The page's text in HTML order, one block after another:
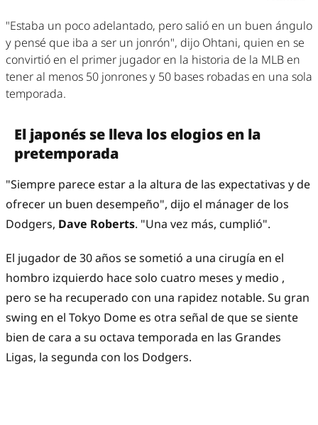
"Estaba un poco adelantado, pero salió en un buen ángulo
y pensé que iba a ser un jonrón", dijo Ohtani, quien en se
convirtió en el primer jugador en la historia de la MLB en
tener al menos 50 jonrones y 50 bases robadas en una sola
temporada.
El japonés se lleva los elogios en la
pretemporada
"Siempre parece estar a la altura de las expectativas y de
ofrecer un buen desempeño", dijo el mánager de los
Dodgers, Dave Roberts. "Una vez más, cumplió".
El jugador de 30 años se sometió a una cirugía en el
hombro izquierdo hace solo cuatro meses y medio ,
pero se ha recuperado con una rapidez notable. Su gran
swing en el Tokyo Dome es otra señal de que se siente
bien de cara a su octava temporada en las Grandes
Ligas, la segunda con los Dodgers.